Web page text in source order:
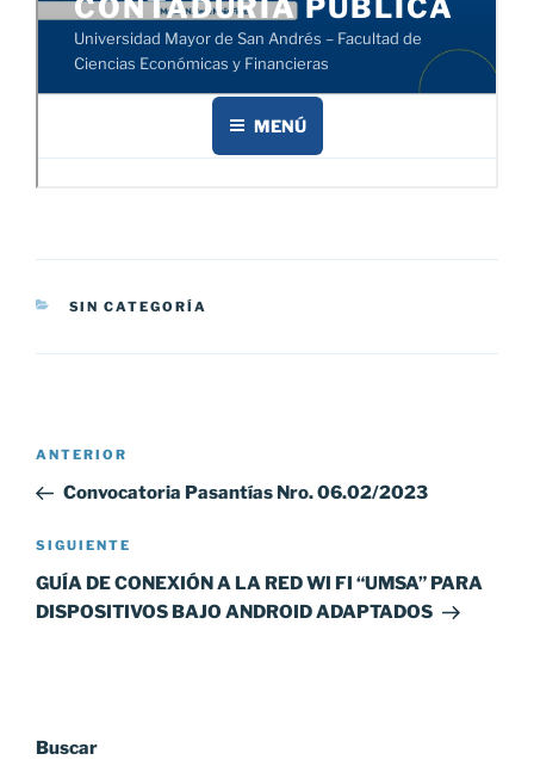
CATEGORÍAS
SIN CATEGORÍA
Navegación
entradas
Entrada
anterior:
ANTERIOR
Convocatoria Pasantías Nro. 06.02/2023
Siguiente
entrada
SIGUIENTE
GUÍA DE CONEXIÓN A LA RED WI FI “UMSA” PARA
DISPOSITIVOS BAJO ANDROID ADAPTADOS
Buscar